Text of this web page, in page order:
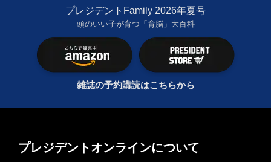
プレジデントFamily 2026年夏号
頭のいい子が育つ「育脳」大百科
雑誌の予約購読はこちらから
プレジデントオンラインについて